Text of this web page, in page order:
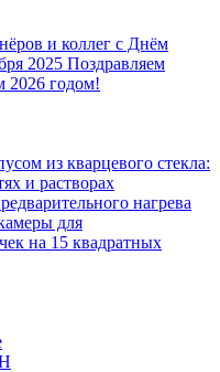
и коллег с Днём
2025 Поздравляем
2026 годом!
из кварцевого стекла:
и растворах
нагрева
для
на 15 квадратных